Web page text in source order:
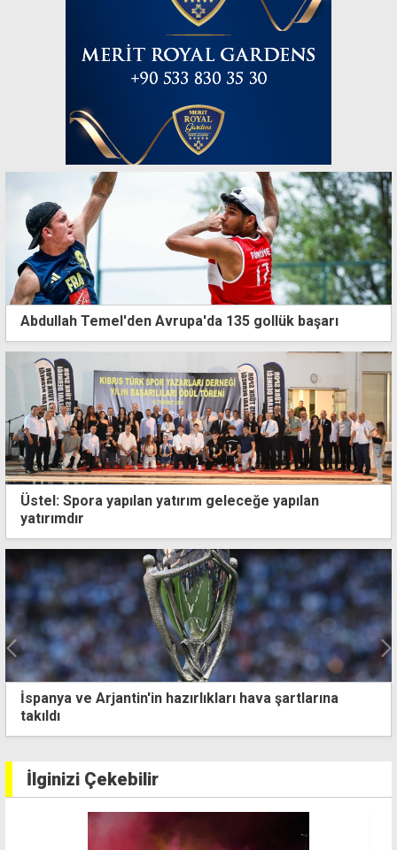
Abdullah Temel'den Avrupa'da 135 gollük başarı
Üstel: Spora yapılan yatırım geleceğe yapılan
yatırımdır
Fenerbahçe'nin muhtemel rakipleri kapıştı
İlginizi Çekebilir